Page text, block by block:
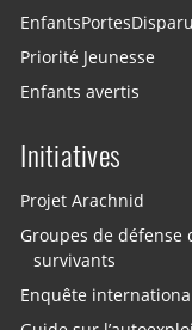
Priorité Jeunesse
Enfants avertis
Initiatives
Projet Arachnid
Groupes de défense
survivants
Enquête